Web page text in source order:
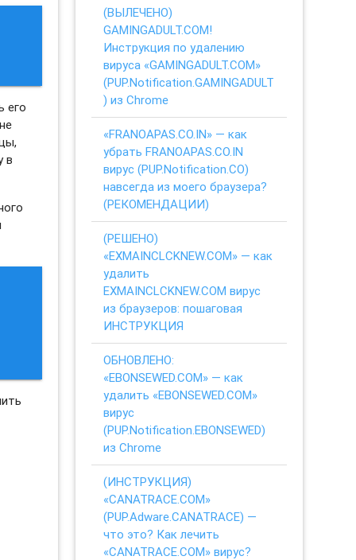
его
в
(ВЫЛЕЧЕНО)
GAMINGADULT.COM!
Инструкция по удалению
вируса «GAMINGADULT.COM»
(PUP.Notification.GAMINGADULT
) из Chrome
«FRANOAPAS.CO.IN» — как
убрать FRANOAPAS.CO.IN
вирус (PUP.Notification.CO)
навсегда из моего браузера?
(РЕКОМЕНДАЦИИ)
(РЕШЕНО)
«EXMAINCLCKNEW.COM» — как
удалить
EXMAINCLCKNEW.COM вирус
из браузеров: пошаговая
ИНСТРУКЦИЯ
ОБНОВЛЕНО:
«EBONSEWED.COM» — как
удалить «EBONSEWED.COM»
вирус
(PUP.Notification.EBONSEWED)
из Chrome
(ИНСТРУКЦИЯ)
«CANATRACE.COM»
(PUP.Adware.CANATRACE) —
что это? Как лечить
«CANATRACE.COM» вирус?